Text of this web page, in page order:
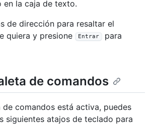
en la caja de texto.
de dirección para resaltar el
quiera y presione
Entrar
para
de comandos
de comandos está activa, puedes
siguientes atajos de teclado para